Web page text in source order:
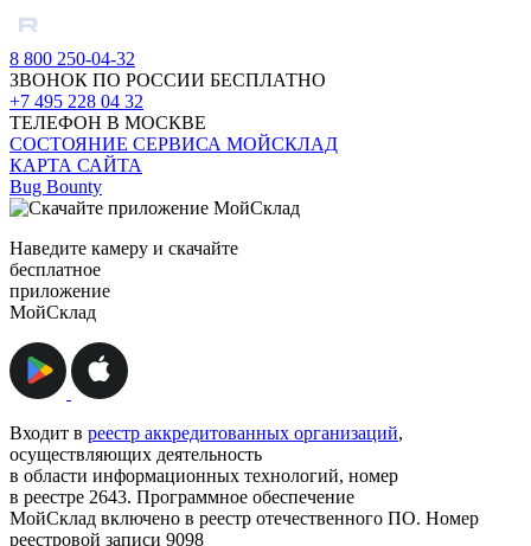
8 800 250-04-32
ЗВОНОК ПО РОССИИ БЕСПЛАТНО
+7 495 228 04 32
ТЕЛЕФОН В МОСКВЕ
СОСТОЯНИЕ СЕРВИСА МОЙСКЛАД
КАРТА САЙТА
Bug Bounty
Наведите камеру и скачайте
бесплатное
приложение
МойСклад
Входит в реестр аккредитованных организаций,
осуществляющих деятельность
в области информационных технологий, номер
в реестре 2643. Программное обеспечение
МойСклад включено в реестр отечественного ПО. Номер
реестровой записи 9098